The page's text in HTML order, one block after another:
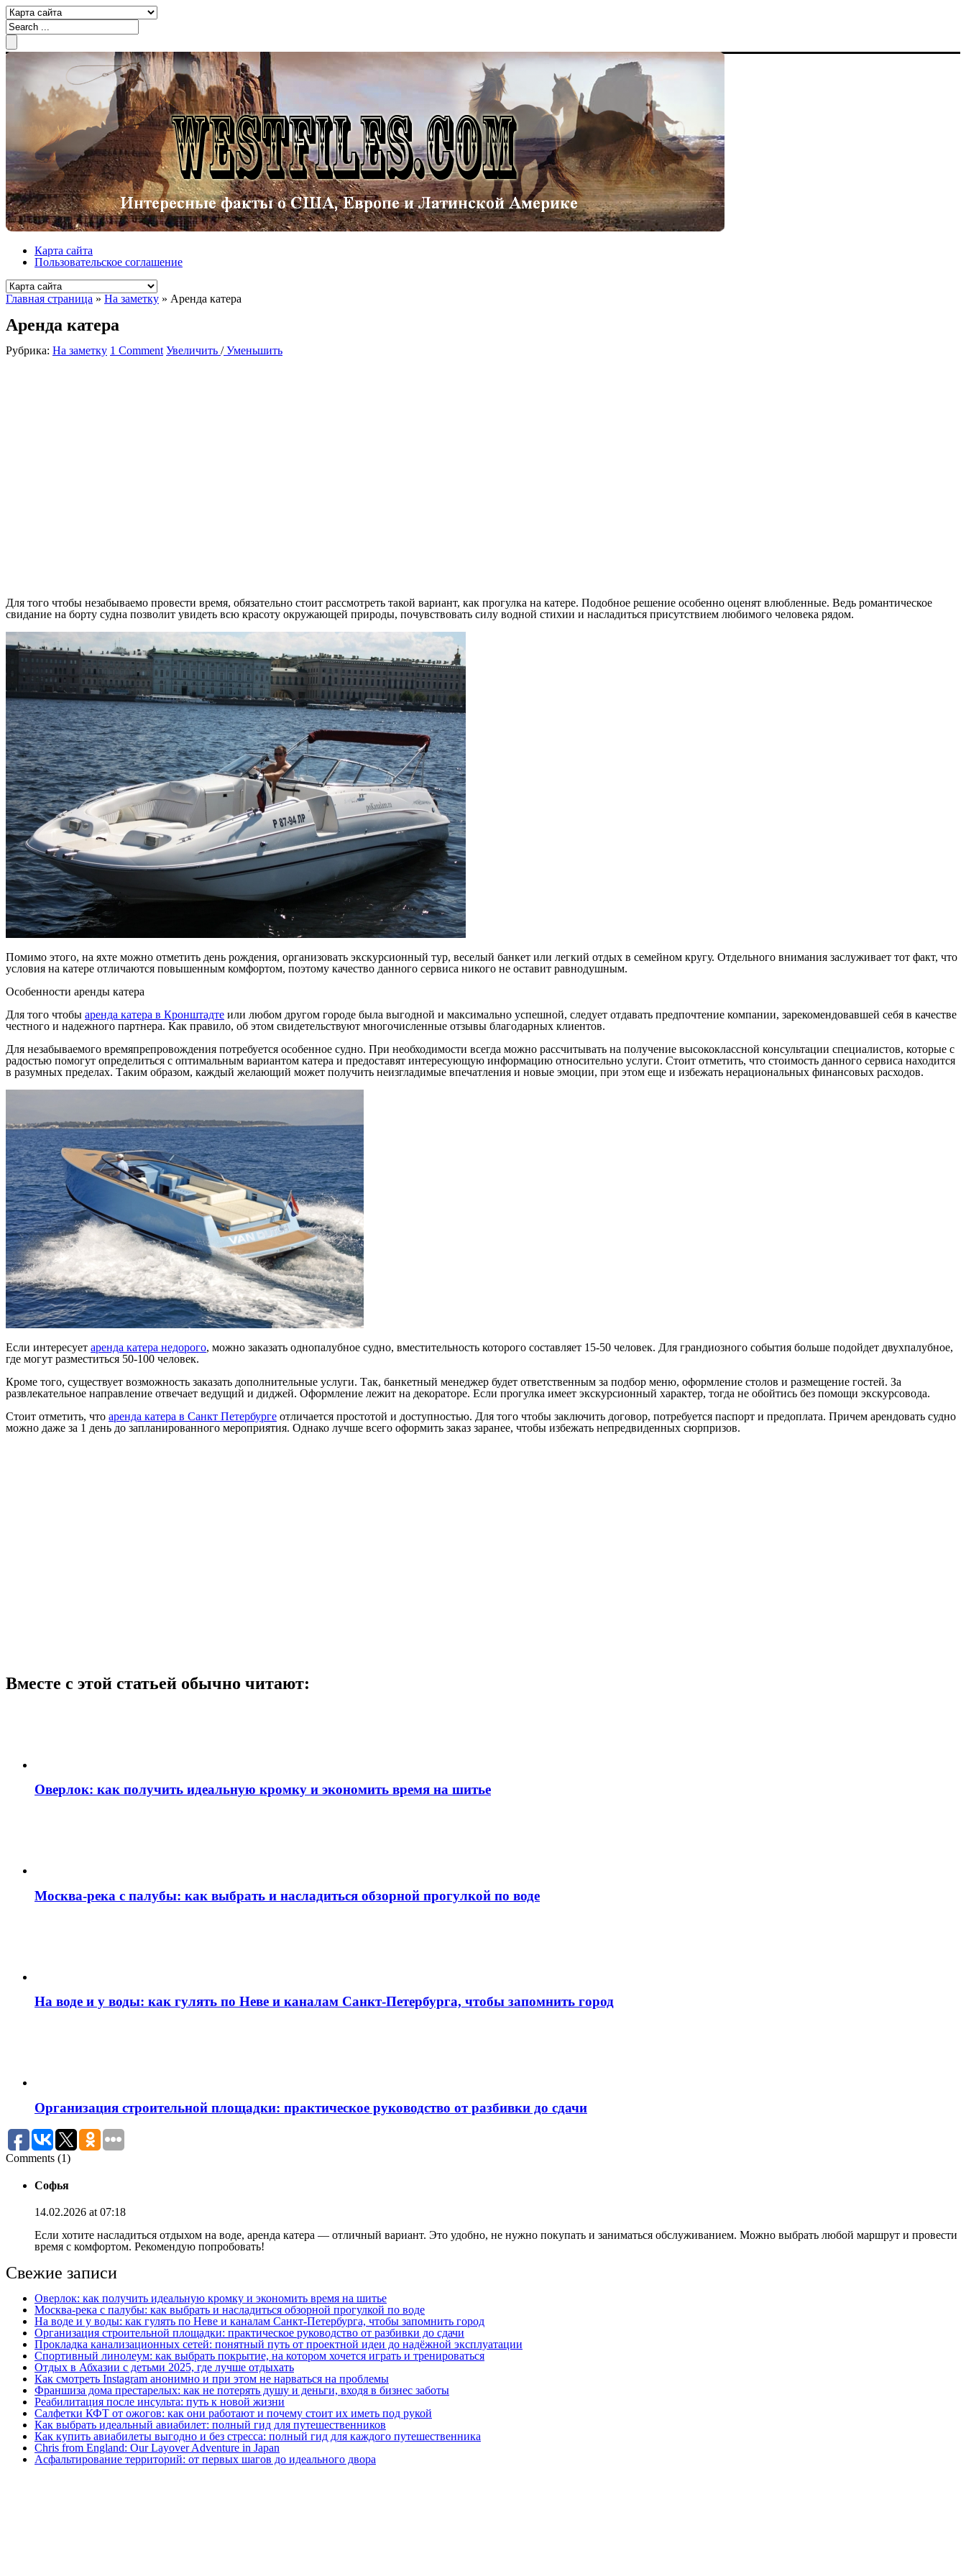
Карта сайта
Пользовательское соглашение
Главная страница » На заметку » Аренда катера
Аренда катера
Рубрика: На заметку 1 Comment Увеличить /Уменьшить
Для того чтобы незабываемо провести время, обязательно стоит рассмотреть такой вариант, как прогулка на катере. Подобное решение особенно оценят влюбленные. Ведь романтическое
свидание на борту судна позволит увидеть всю красоту окружающей природы, почувствовать силу водной стихии и насладиться присутствием любимого человека рядом.
Помимо этого, на яхте можно отметить день рождения, организовать экскурсионный тур, веселый банкет или легкий отдых в семейном кругу. Отдельного внимания заслуживает тот факт, что
условия на катере отличаются повышенным комфортом, поэтому качество данного сервиса никого не оставит равнодушным.
Особенности аренды катера
Для того чтобы аренда катера в Кронштадте или любом другом городе была выгодной и максимально успешной, следует отдавать предпочтение компании, зарекомендовавшей себя в качестве
честного и надежного партнера. Как правило, об этом свидетельствуют многочисленные отзывы благодарных клиентов.
Для незабываемого времяпрепровождения потребуется особенное судно. При необходимости всегда можно рассчитывать на получение высококлассной консультации специалистов, которые с
радостью помогут определиться с оптимальным вариантом катера и предоставят интересующую информацию относительно услуги. Стоит отметить, что стоимость данного сервиса находится
в разумных пределах. Таким образом, каждый желающий может получить неизгладимые впечатления и новые эмоции, при этом еще и избежать нерациональных финансовых расходов.
Если интересует аренда катера недорого, можно заказать однопалубное судно, вместительность которого составляет 15-50 человек. Для грандиозного события больше подойдет двухпалубное,
где могут разместиться 50-100 человек.
Кроме того, существует возможность заказать дополнительные услуги. Так, банкетный менеджер будет ответственным за подбор меню, оформление столов и размещение гостей. За
развлекательное направление отвечает ведущий и диджей. Оформление лежит на декораторе. Если прогулка имеет экскурсионный характер, тогда не обойтись без помощи экскурсовода.
Стоит отметить, что аренда катера в Санкт Петербурге отличается простотой и доступностью. Для того чтобы заключить договор, потребуется паспорт и предоплата. Причем арендовать судно
можно даже за 1 день до запланированного мероприятия. Однако лучше всего оформить заказ заранее, чтобы избежать непредвиденных сюрпризов.
Вместе с этой статьей обычно читают:
Оверлок: как получить идеальную кромку и экономить время на шитье
Москва‑река с палубы: как выбрать и насладиться обзорной прогулкой по воде
На воде и у воды: как гулять по Неве и каналам Санкт‑Петербурга, чтобы запомнить город
Организация строительной площадки: практическое руководство от разбивки до сдачи
Comments (1)
Софья
14.02.2026 at 07:18
Если хотите насладиться отдыхом на воде, аренда катера — отличный вариант. Это удобно, не нужно покупать и заниматься обслуживанием. Можно выбрать любой маршрут и провести
время с комфортом. Рекомендую попробовать!
Свежие записи
Оверлок: как получить идеальную кромку и экономить время на шитье
Москва‑река с палубы: как выбрать и насладиться обзорной прогулкой по воде
На воде и у воды: как гулять по Неве и каналам Санкт‑Петербурга, чтобы запомнить город
Организация строительной площадки: практическое руководство от разбивки до сдачи
Прокладка канализационных сетей: понятный путь от проектной идеи до надёжной эксплуатации
Спортивный линолеум: как выбрать покрытие, на котором хочется играть и тренироваться
Отдых в Абхазии с детьми 2025, где лучше отдыхать
Как смотреть Instagram анонимно и при этом не нарваться на проблемы
Франшиза дома престарелых: как не потерять душу и деньги, входя в бизнес заботы
Реабилитация после инсульта: путь к новой жизни
Салфетки КФТ от ожогов: как они работают и почему стоит их иметь под рукой
Как выбрать идеальный авиабилет: полный гид для путешественников
Как купить авиабилеты выгодно и без стресса: полный гид для каждого путешественника
Chris from England: Our Layover Adventure in Japan
Асфальтирование территорий: от первых шагов до идеального двора